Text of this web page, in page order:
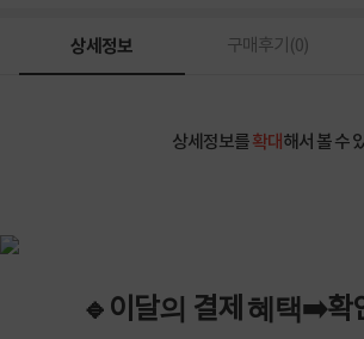
상세정보 구매후기(0)
상세정보를확대해서 볼 수
🔹이 달의 결제 혜택➡️확